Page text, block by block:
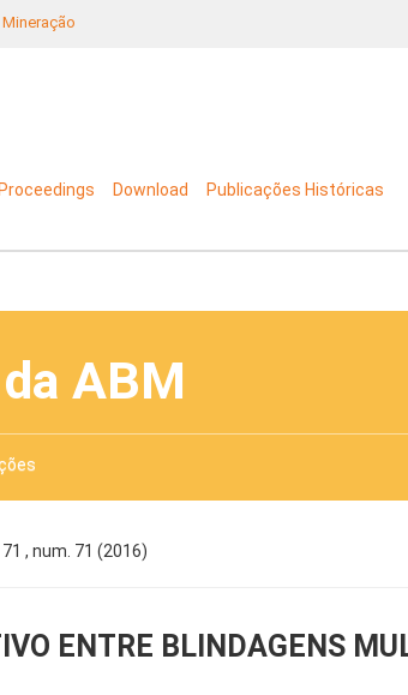
Download Publicações Históricas
ABM
71 , num. 71 (2016)
ENTRE BLINDAGENS